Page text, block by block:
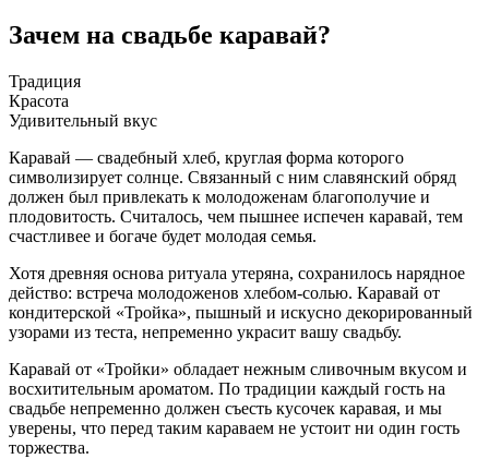
Зачем на свадьбе каравай?
Традиция
Красота
Удивительный вкус
Каравай — свадебный хлеб, круглая форма которого
символизирует солнце. Связанный с ним славянский обряд
должен был привлекать к молодоженам благополучие и
плодовитость. Считалось, чем пышнее испечен каравай, тем
счастливее и богаче будет молодая семья.
Хотя древняя основа ритуала утеряна, сохранилось нарядное
действо: встреча молодоженов хлебом-солью. Каравай от
кондитерской «Тройка», пышный и искусно декорированный
узорами из теста, непременно украсит вашу свадьбу.
Каравай от «Тройки» обладает нежным сливочным вкусом и
восхитительным ароматом. По традиции каждый гость на
свадьбе непременно должен съесть кусочек каравая, и мы
уверены, что перед таким караваем не устоит ни один гость
торжества.